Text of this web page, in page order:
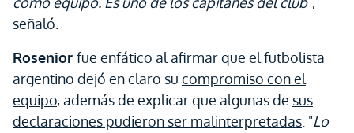
señaló.
Rosenior fue enfático al afirmar que el futbolista
argentino dejó en claro su compromiso con el
equipo, además de explicar que algunas de sus
declaraciones pudieron ser malinterpretadas . "Lo